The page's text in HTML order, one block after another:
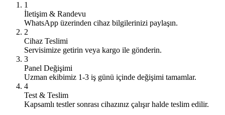
1
İletişim & Randevu
WhatsApp üzerinden cihaz bilgilerinizi paylaşın.
2
Cihaz Teslimi
Servisimize getirin veya kargo ile gönderin.
3
Panel Değişimi
Uzman ekibimiz 1-3 iş günü içinde değişimi tamamlar.
4
Test & Teslim
Kapsamlı testler sonrası cihazınız çalışır halde teslim edilir.